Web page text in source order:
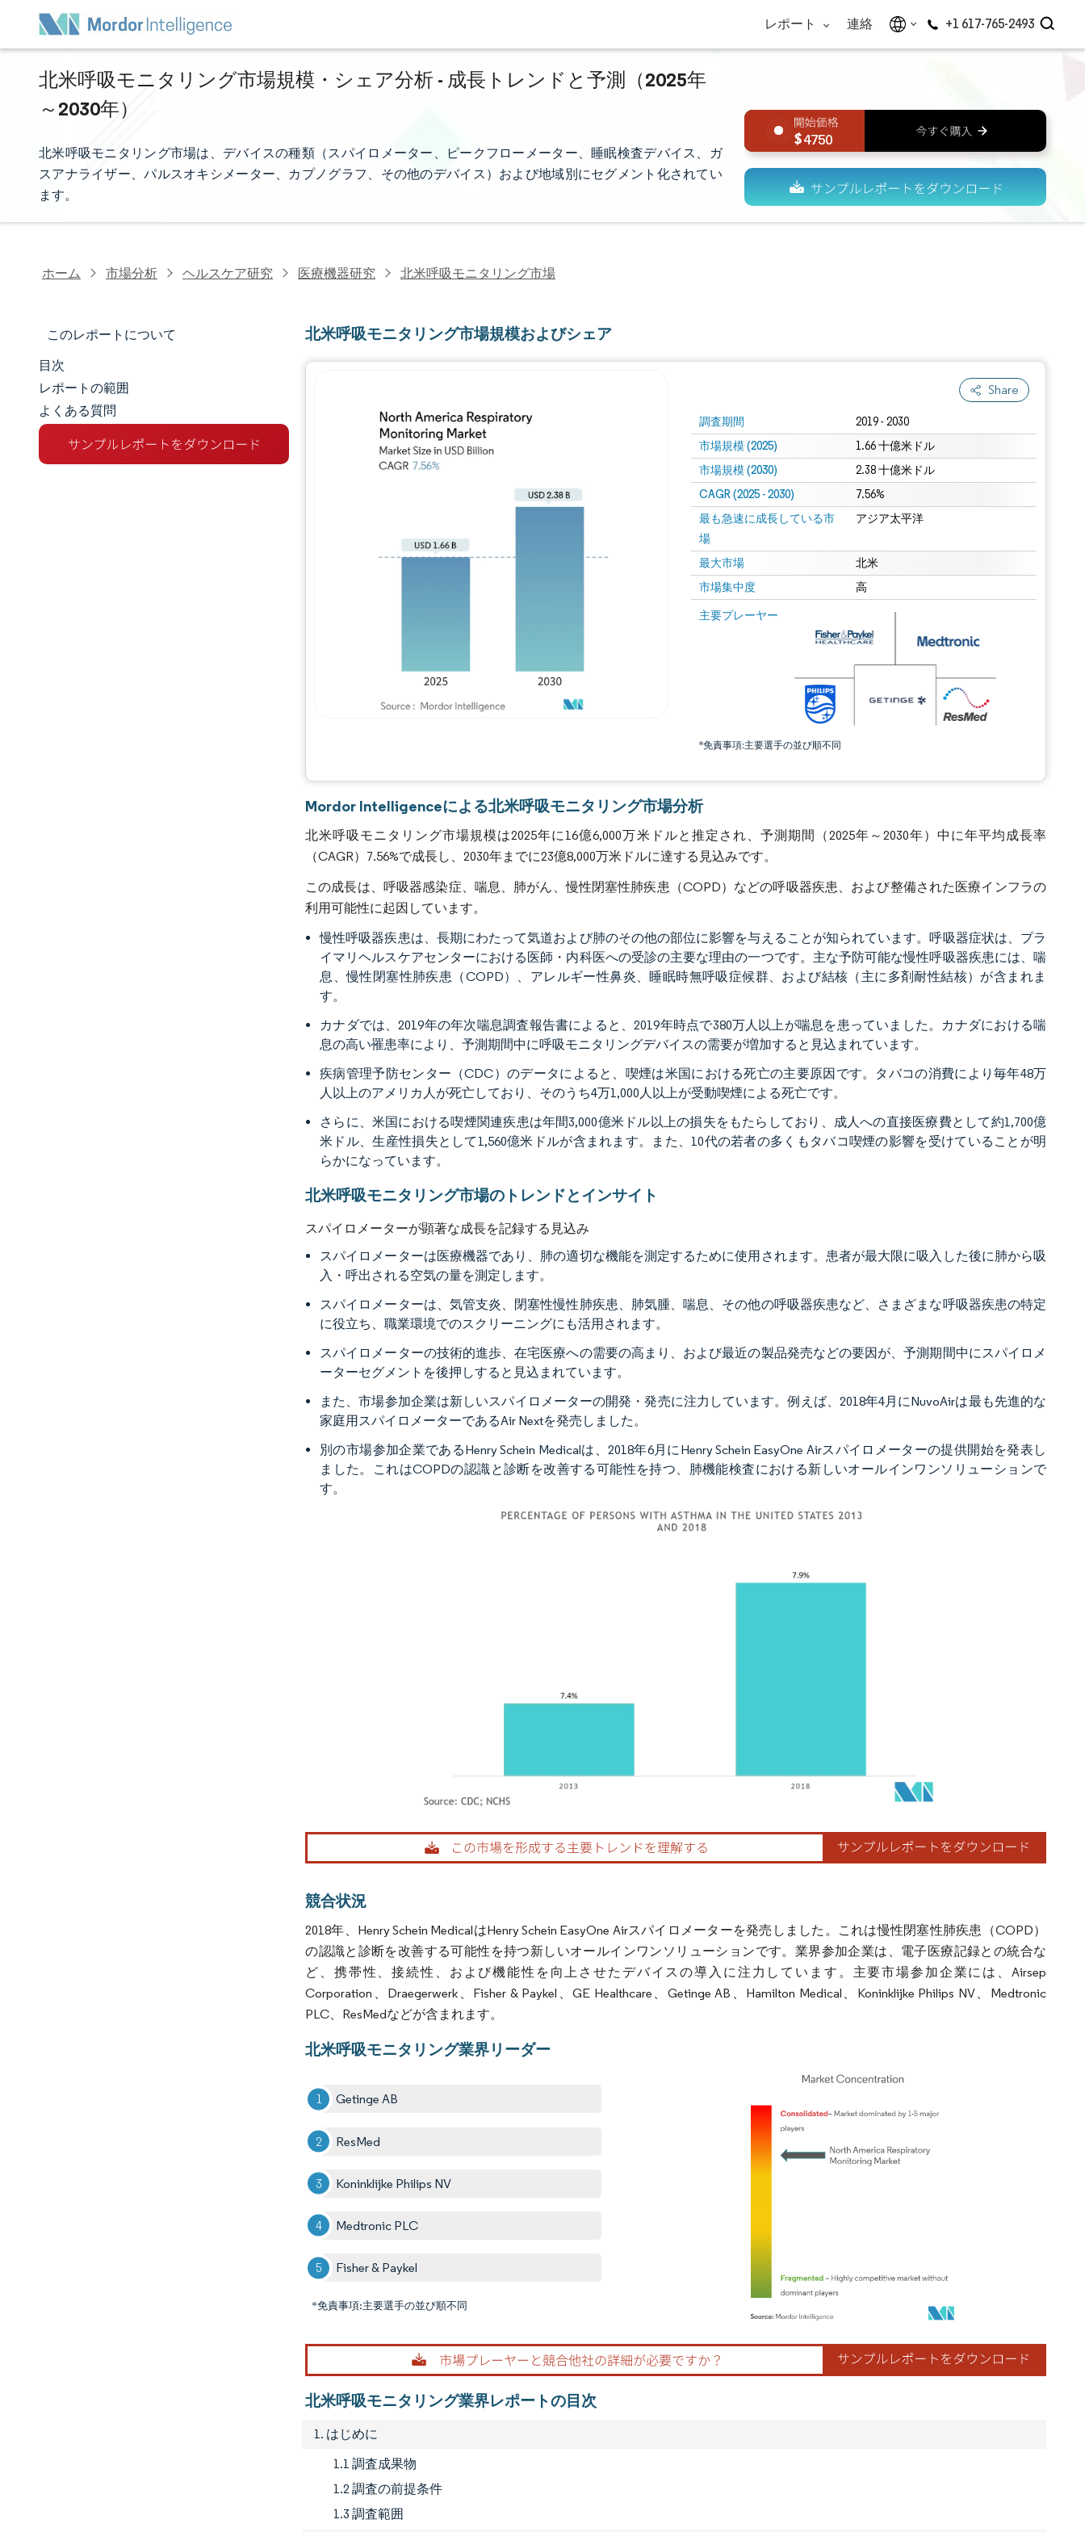
レポート 連絡 +1 617-765-2493
北米呼吸モニタリング市場規模・シェア分析 - 成長トレンドと予測（2025年
～2030年）
北米呼吸モニタリング市場は、デバイスの種類（スパイロメーター、ピークフローメーター、睡眠検査デバイス、ガ
スアナライザー、パルスオキシメーター、カプノグラフ、その他のデバイス）および地域別にセグメント化されてい
ます。
4750
ホーム 市場分析 ヘルスケア研究 医療機器研究 北米呼吸モニタリング市場
このレポートについて
マーケットスナップショット
市場概要
主な市場動向
目次
レポートの範囲
よくある質問
北米呼吸モニタリング市場規模およびシェア
Share
調査期間 2019 - 2030
市場規模 (2025) 1.66 十億米ドル
市場規模 (2030) 2.38 十億米ドル
CAGR (2025 - 2030) 7.56%
最も急速に成長している市
場
アジア太平洋
最大市場 北米
市場集中度 高
主要プレーヤー
*免責事項:主要選手の並び順不同
Mordor Intelligenceによる北米呼吸モニタリング市場分析
北米呼吸モニタリング市場規模は2025年に16億6,000万米ドルと推定され、予測期間（2025年～2030年）中に年平均成長率
（CAGR）7.56%で成長し、2030年までに23億8,000万米ドルに達する見込みです。
この成長は、呼吸器感染症、喘息、肺がん、慢性閉塞性肺疾患（COPD）などの呼吸器疾患、および整備された医療インフラの
利用可能性に起因しています。
慢性呼吸器疾患は、長期にわたって気道および肺のその他の部位に影響を与えることが知られています。呼吸器症状は、プラ
イマリヘルスケアセンターにおける医師・内科医への受診の主要な理由の一つです。主な予防可能な慢性呼吸器疾患には、喘
息、慢性閉塞性肺疾患（COPD）、アレルギー性鼻炎、睡眠時無呼吸症候群、および結核（主に多剤耐性結核）が含まれま
す。
カナダでは、2019年の年次喘息調査報告書によると、2019年時点で380万人以上が喘息を患っていました。カナダにおける喘
息の高い罹患率により、予測期間中に呼吸モニタリングデバイスの需要が増加すると見込まれています。
疾病管理予防センター（CDC）のデータによると、喫煙は米国における死亡の主要原因です。タバコの消費により毎年48万
人以上のアメリカ人が死亡しており、そのうち4万1,000人以上が受動喫煙による死亡です。
さらに、米国における喫煙関連疾患は年間3,000億米ドル以上の損失をもたらしており、成人への直接医療費として約1,700億
米ドル、生産性損失として1,560億米ドルが含まれます。また、10代の若者の多くもタバコ喫煙の影響を受けていることが明
らかになっています。
北米呼吸モニタリング市場のトレンドとインサイト
スパイロメーターが顕著な成長を記録する見込み
スパイロメーターは医療機器であり、肺の適切な機能を測定するために使用されます。患者が最大限に吸入した後に肺から吸
入・呼出される空気の量を測定します。
スパイロメーターは、気管支炎、閉塞性慢性肺疾患、肺気腫、喘息、その他の呼吸器疾患など、さまざまな呼吸器疾患の特定
に役立ち、職業環境でのスクリーニングにも活用されます。​
スパイロメーターの技術的進歩、在宅医療への需要の高まり、および最近の製品発売などの要因が、予測期間中にスパイロメ
ーターセグメントを後押しすると見込まれています。
また、市場参加企業は新しいスパイロメーターの開発・発売に注力しています。例えば、2018年4月にNuvoAirは最も先進的な
家庭用スパイロメーターであるAir Nextを発売しました。​
別の市場参加企業であるHenry Schein Medicalは、2018年6月にHenry Schein EasyOne Airスパイロメーターの提供開始を発表し
ました。これはCOPDの認識と診断を改善する可能性を持つ、肺機能検査における新しいオールインワンソリューションで
す。​
画像 © Mordor Intelligence。再利用にはCC BY 4.0の表示が必要です。
競合状況
2018年、Henry Schein MedicalはHenry Schein EasyOne Airスパイロメーターを発売しました。これは慢性閉塞性肺疾患（COPD）
の認識と診断を改善する可能性を持つ新しいオールインワンソリューションです。業界参加企業は、電子医療記録との統合な
ど、携帯性、接続性、および機能性を向上させたデバイスの導入に注力しています。主要市場参加企業には、Airsep
Corporation、Draegerwerk、Fisher & Paykel、GE Healthcare、Getinge AB、Hamilton Medical、Koninklijke Philips NV、Medtronic
PLC、ResMedなどが含まれます。
北米呼吸モニタリング業界リーダー
Getinge AB
ResMed
Koninklijke Philips NV
Medtronic PLC
Fisher & Paykel
*免責事項:主要選手の並び順不同
画像 © Mordor Intelligence。再利用にはCC BY 4.0の表示が必要です。
北米呼吸モニタリング業界レポートの目次
1. はじめに
1.1 調査成果物
1.2 調査の前提条件
1.3 調査範囲